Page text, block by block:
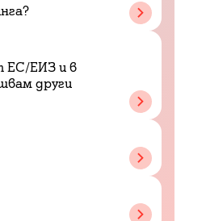
ЕС/ЕИЗ и в
други